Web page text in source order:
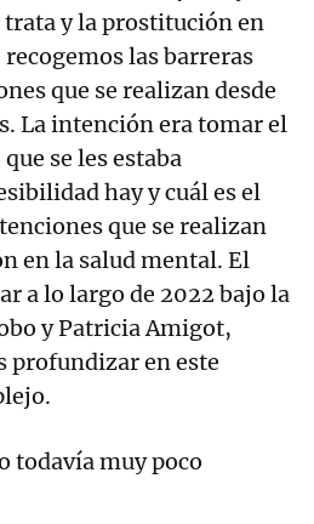
y la prostitución en
las barreras
que se realizan desde
La intención era tomar el
se les estaba
hay y cuál es el
que se realizan
en la salud mental. El
a lo largo de 2022 bajo la
y Patricia Amigot,
profundizar en este
todavía muy poco